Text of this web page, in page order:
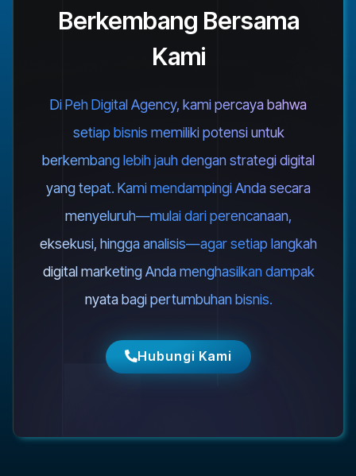
Berkembang Bersama
Kami
Di Peh Digital Agency, kami percaya bahwa
setiap bisnis memiliki potensi untuk
berkembang lebih jauh dengan strategi digital
yang tepat. Kami mendampingi Anda secara
menyeluruh—mulai dari perencanaan,
eksekusi, hingga analisis—agar setiap langkah
digital marketing Anda menghasilkan dampak
nyata bagi pertumbuhan bisnis.
Hubungi Kami